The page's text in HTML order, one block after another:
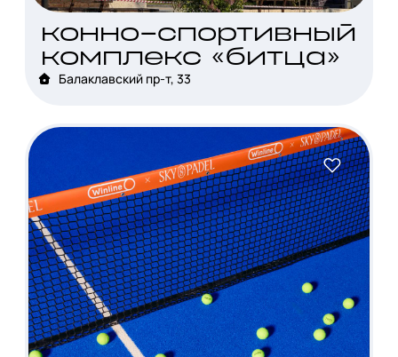
конно-спортивный
комплекс «битца»
Балаклавский пр-т, 33